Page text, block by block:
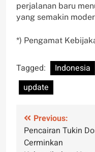
perjalanan baru
yang semakin
*) Pengamat
Tagged: Indonesia
update
Post
navigation
Previous:
Pencairan Tukin
Cerminkan